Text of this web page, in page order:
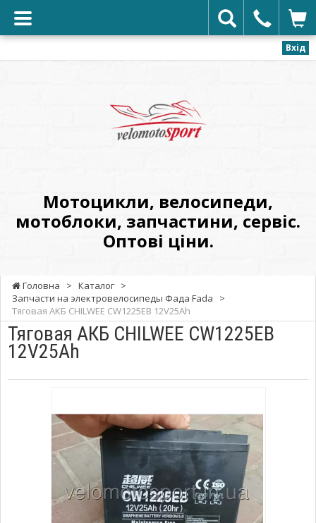
Вхід
Оптові
ціни.
Мотоцикли, велосипеди,
мотоблоки, запчастини, сервіс.
Оптові ціни.
Головна > Каталог >
Запчасти на электровелосипеды Фада Fada
>
Тяговая АКБ CHILWEE CW1225EB 12V25Ah
Тяговая АКБ CHILWEE CW1225EB
12V25Ah